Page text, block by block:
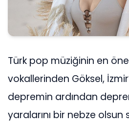
Türk pop müziğinin en
vokallerinden Göksel,
depremin ardından
yaralarını bir nebze olsun